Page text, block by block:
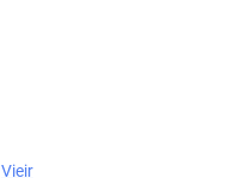
Vieir